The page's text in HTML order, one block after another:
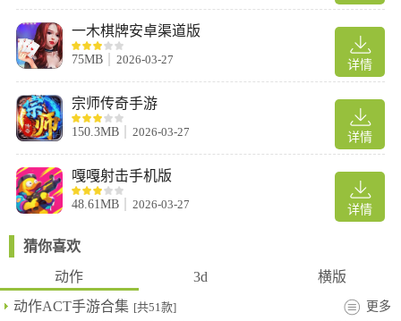
详情
一木棋牌安卓渠道版
75MB 2026-03-27
详情
宗师传奇手游
150.3MB 2026-03-27
详情
嘎嘎射击手机版
48.61MB 2026-03-27
猜你喜欢
动作
3d
横版
动作ACT手游合集 [共51款] 更多